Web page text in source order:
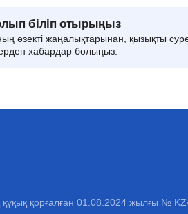
біліп отырыңыз
өзекті жаңалықтарынан, қызықты
хабардар болыңыз.
қорғалған 01.08.2024 жылғы №